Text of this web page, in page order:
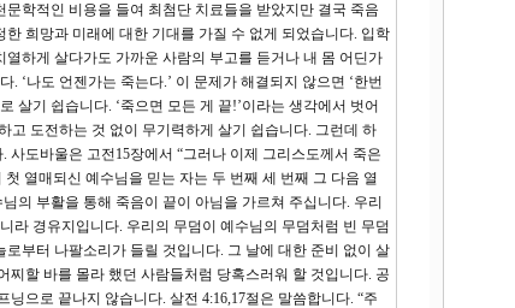
학적인 비용을 들여 최첨단 치료들을 받았지만 결국 죽음
희망과 미래에 대한 기대를 가질 수 없게 되었습니다. 입학
하게 살다가도 가까운 사람의 부고를 듣거나 내 몸 어딘가
‘나도 언젠가는 죽는다.’ 이 문제가 해결되지 않으면 ‘한번
살기 쉽습니다. ‘죽으면 모든 게 끝!’이라는 생각에서 벗어
고 도전하는 것 없이 무기력하게 살기 쉽습니다. 그런데 하
도바울은 고전15장에서 “그러나 이제 그리스도께서 죽은
열매되신 예수님을 믿는 자는 두 번째 세 번째 그 다음 열
의 부활을 통해 죽음이 끝이 아님을 가르쳐 주십니다. 우리
라 경유지입니다. 우리의 무덤이 예수님의 무덤처럼 빈 무덤
부터 나팔소리가 들릴 것입니다. 그 날에 대한 준비 없이 살
할 바를 몰라 했던 사람들처럼 당혹스러워 할 것입니다. 공
으로 끝나지 않습니다. 살전 4:16,17절은 말씀합니다. “주